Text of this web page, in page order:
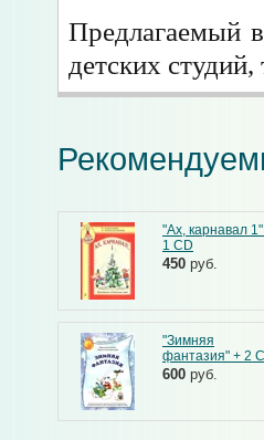
Предлагаемый
детских
"Ах, карнавал
1 CD
450 руб.
"Зимняя
фантазия" + 2
600 руб.